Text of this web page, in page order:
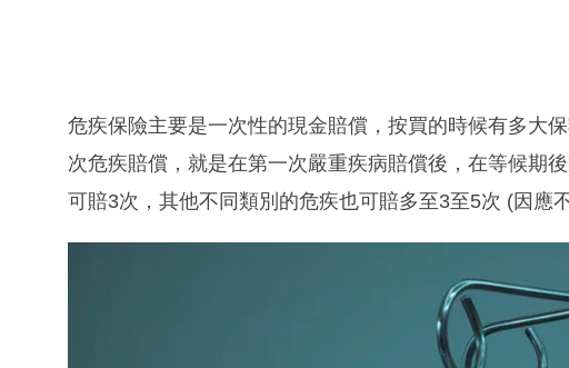
危疾保險主要是一次性的現金賠償，按買的時候有多大
次危疾賠償，就是在第一次嚴重疾病賠償後，在等候期
可賠3次，其他不同類別的危疾也可賠多至3至5次 (因應